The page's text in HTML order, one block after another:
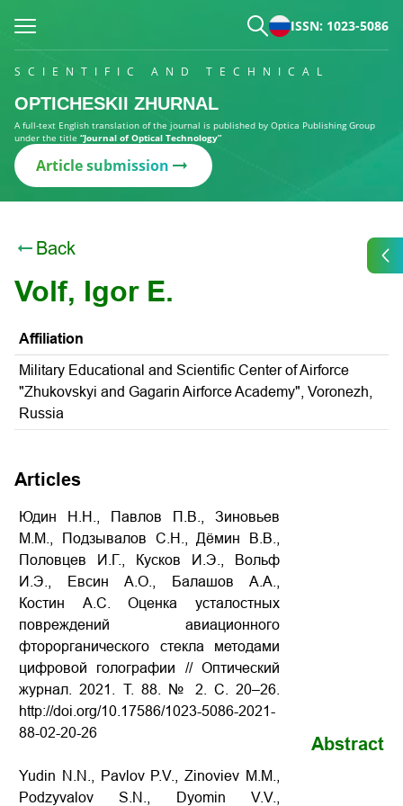
ISSN: 1023-5086
SCIENTIFIC AND TECHNICAL
OPTICHESKII ZHURNAL
A full-text English translation of the journal is published by Optica Publishing Group
under the title “Journal of Optical Technology”
Article submission
Back
Volf, Igor E.
Affiliation
Military Educational and Scientific Center of Airforce
"Zhukovskyi and Gagarin Airforce Academy", Voronezh,
Russia
Articles
Юдин Н.Н., Павлов П.В., Зиновьев
М.М., Подзывалов С.Н., Дёмин В.В.,
Половцев И.Г., Кусков И.Э., Вольф
И.Э., Евсин А.О., Балашов А.А.,
Костин А.С. Оценка усталостных
повреждений авиационного
фторорганического стекла методами
цифровой голографии // Оптический
журнал. 2021. Т. 88. № 2. С. 20–26.
http://doi.org/10.17586/1023-5086-2021-
88-02-20-26
Yudin N.N., Pavlov P.V., Zinoviev M.M.,
Podzyvalov S.N., Dyomin V.V.,
Abstract